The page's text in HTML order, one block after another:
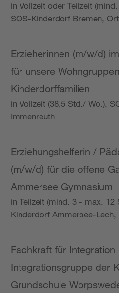
in Vollzeit oder Teilzeit
SOS-Kinderdorf Bremen,
Erzieherinnen (m/w/d)
für unsere
Kinderdorffamilien
in Vollzeit (38,5 Std./ Wo.),
Immenreuth
Erziehungshelferin /
(m/w/d) für die offene
Ammersee Gymnasium
in Teilzeit (mind. 3 - max. 12
Kinderdorf Ammersee-
Fachkraft für
Integrationsgruppe der
Grundschule